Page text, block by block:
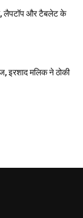
लैपटॉप और टैबलेट के
इरशाद मलिक ने ठोकी